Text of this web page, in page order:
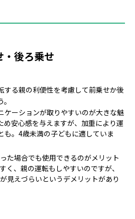
・後ろ乗せ
する親の利便性を考慮して前乗せか後
ケーションが取りやすいのが大きな魅
め安心感を与えますが、加重により運
も。4歳未満の子どもに適していま
た場合でも使用できるのがメリット
く、親の運転もしやすいのですが、
見えづらいというデメリットがあり